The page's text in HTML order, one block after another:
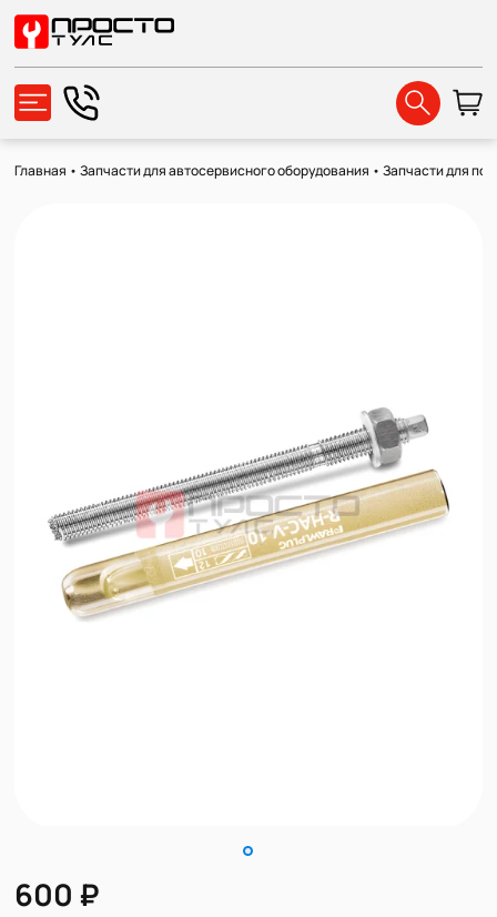
Главная •Запчасти для автосервисного оборудования •Запчасти для
600 ₽